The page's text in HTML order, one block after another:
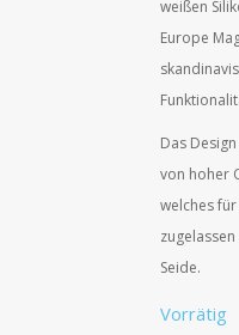
weißen
Europe
Das
von hoher
welches
Seide.
Vorrätig